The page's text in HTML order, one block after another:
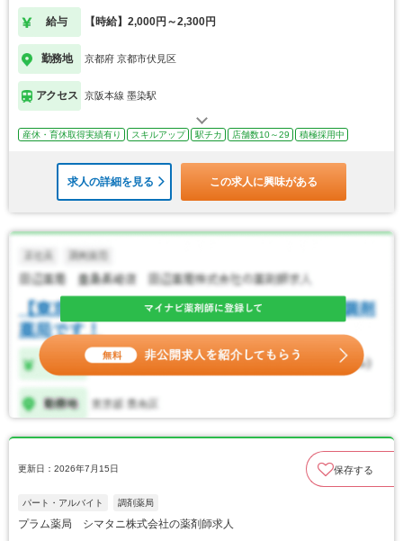
給与 【時給】2,000円～2,300円
勤務地 京都府 京都市伏見区
アクセス 京阪本線 墨染駅
産休・育休取得実績有り スキルアップ 駅チカ 店舗数10～29 積極採用中
求人の詳細を見る この求人に興味がある
更新日：2026年7月15日 保存する
パート・アルバイト 調剤薬局
プラム薬局 シマタニ株式会社の薬剤師求人